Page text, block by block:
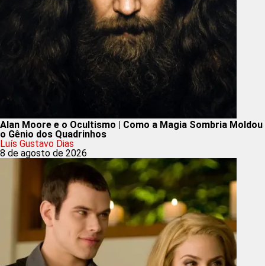
Alan Moore e o Ocultismo | Como a Magia Sombria Moldou
o Gênio dos Quadrinhos
Luís Gustavo Dias
8 de agosto de 2026